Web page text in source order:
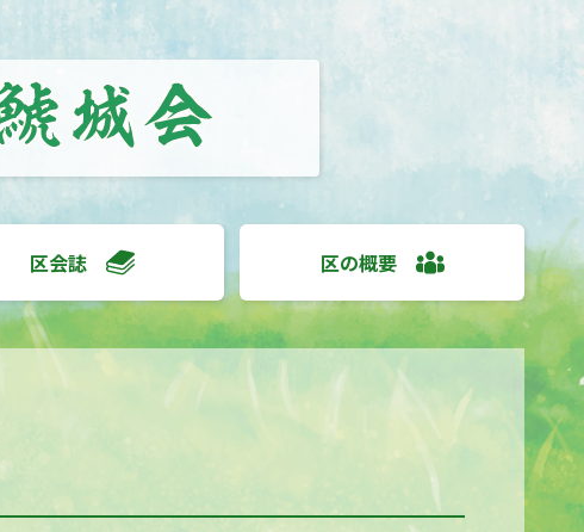
区会誌 区の概要